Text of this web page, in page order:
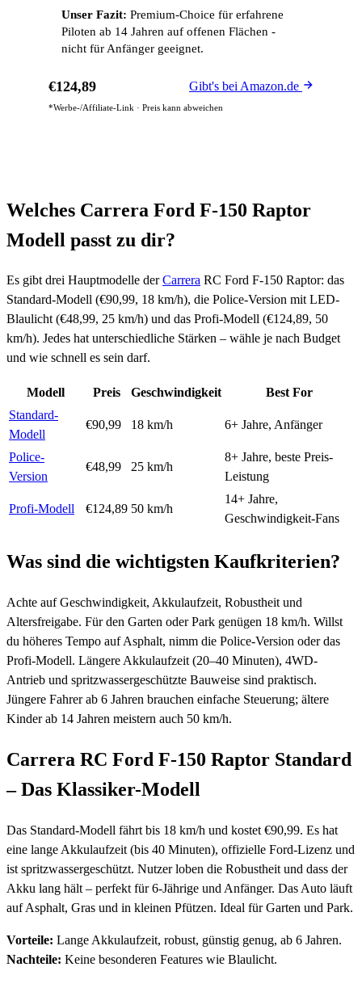
Unser Fazit: Premium-Choice für erfahrene
Piloten ab 14 Jahren auf offenen Flächen -
nicht für Anfänger geeignet.
€124,89 Gibt's bei Amazon.de
*Werbe-/Affiliate-Link · Preis kann abweichen
Welches Carrera Ford F-150 Raptor
Modell passt zu dir?
Es gibt drei Hauptmodelle derCarrera RC Ford F-150 Raptor: das
Standard-Modell (€90,99, 18 km/h), die Police-Version mit LED-
Blaulicht (€48,99, 25 km/h) und das Profi-Modell (€124,89, 50
km/h). Jedes hat unterschiedliche Stärken – wähle je nach Budget
und wie schnell es sein darf.
Modell Preis Geschwindigkeit
Best For
Standard-
Modell
€90,99 18 km/h 6+ Jahre, Anfänger
Police-
Version
€48,99 25 km/h
8+ Jahre, beste Preis-
Leistung
Profi-Modell €124,89 50 km/h
14+ Jahre,
Geschwindigkeit-Fans
Was sind die wichtigsten Kaufkriterien?
Achte auf Geschwindigkeit, Akkulaufzeit, Robustheit und
Altersfreigabe. Für den Garten oder Park genügen 18 km/h. Willst
du höheres Tempo auf Asphalt, nimm die Police-Version oder das
Profi-Modell. Längere Akkulaufzeit (20–40 Minuten), 4WD-
Antrieb und spritzwassergeschützte Bauweise sind praktisch.
Jüngere Fahrer ab 6 Jahren brauchen einfache Steuerung; ältere
Kinder ab 14 Jahren meistern auch 50 km/h.
Carrera RC Ford F-150 Raptor Standard
– Das Klassiker-Modell
Das Standard-Modell fährt bis 18 km/h und kostet €90,99. Es hat
eine lange Akkulaufzeit (bis 40 Minuten), offizielle Ford-Lizenz und
ist spritzwassergeschützt. Nutzer loben die Robustheit und dass der
Akku lang hält – perfekt für 6-Jährige und Anfänger. Das Auto läuft
auf Asphalt, Gras und in kleinen Pfützen. Ideal für Garten und Park.
Vorteile: Lange Akkulaufzeit, robust, günstig genug, ab 6 Jahren.
Nachteile: Keine besonderen Features wie Blaulicht.